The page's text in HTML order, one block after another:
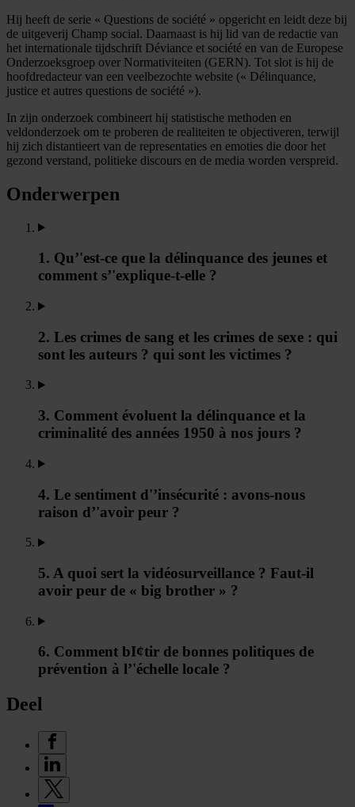
Hij heeft de serie « Questions de société » opgericht en leidt deze bij
de uitgeverij Champ social. Daarnaast is hij lid van de redactie van
het internationale tijdschrift Déviance et société en van de Europese
Onderzoeksgroep over Normativiteiten (GERN). Tot slot is hij de
hoofdredacteur van een veelbezochte website (« Délinquance,
justice et autres questions de société »).
In zijn onderzoek combineert hij statistische methoden en
veldonderzoek om te proberen de realiteiten te objectiveren, terwijl
hij zich distantieert van de representaties en emoties die door het
gezond verstand, politieke discours en de media worden verspreid.
Onderwerpen
1. Qu’'est-ce que la délinquance des jeunes et
comment s’'explique-t-elle ?
2. Les crimes de sang et les crimes de sexe : qui
sont les auteurs ? qui sont les victimes ?
3. Comment évoluent la délinquance et la
criminalité des années 1950 à nos jours ?
4. Le sentiment d'’insécurité : avons-nous
raison d’'avoir peur ?
5. A quoi sert la vidéosurveillance ? Faut-il
avoir peur de « big brother » ?
6. Comment bI¢tir de bonnes politiques de
prévention à l’'échelle locale ?
Deel